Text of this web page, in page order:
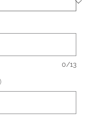
0/13